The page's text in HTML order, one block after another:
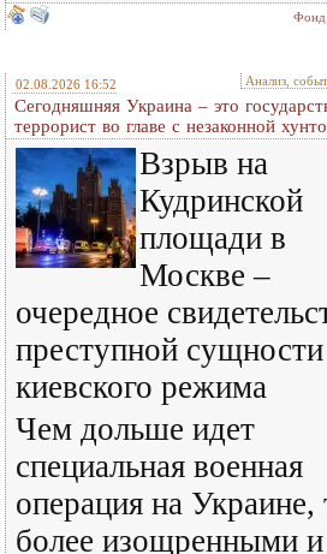
02.08.2026 16:52 Анализ,
Сегодняшняя Украина – это
террорист во главе с незаконной
Взрыв на
Кудринской
площади в
Москве –
очередное
преступной сущности
киевского режима
Чем дольше идет
специальная военная
операция на Украине,
более изощренными и